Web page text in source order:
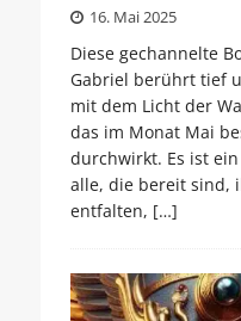
16. Mai 2025
Diese gechannelte
Gabriel berührt tief
mit dem Licht der
das im Monat Mai
durchwirkt. Es ist
alle, die bereit sind,
entfalten, […]